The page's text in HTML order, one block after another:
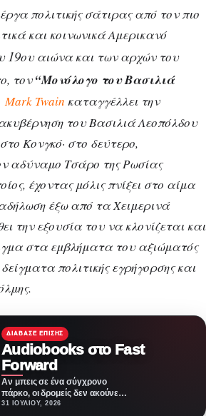
πολιτικής σάτιρας από τον πιο
και κοινωνικά Αμερικανό
19ου αιώνα και των αρχών του
τον“Μονόλογο του Βασιλιά
Mark Twain καταγγέλλει την
του Βασιλιά Λεοπόλδου
Κονγκό· στο δεύτερο,
αδύναμο Τσάρο της Ρωσίας
έχοντας μόλις πνίξει στο αίμα
έξω από τα Χειμερινά
την εξουσία του να κλονίζεται και
στα εμβλήματα του αξιώματός
πολιτικής εγρήγορσης και
ΔΙΆΒΑΣΕ ΕΠΊΣΗΣ
Audiobooks στο Fast
Forward
Αν μπεις σε ένα σύγχρονο
πάρκο, οι δρομείς δεν ακούνε
πια μόνο την ανάσα τους ή…
31 ΙΟΥΛΊΟΥ, 2026